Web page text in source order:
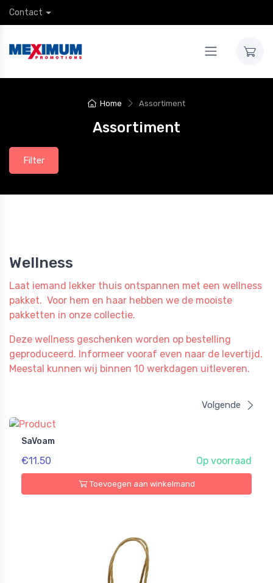
Contact
Home Assortiment
Assortiment
Filter
Wellness
Laat iemand lekker thuis ontspannen met een wellness
pakket. Voor hem en haar hebben we de mooiste
pakketten in onze collectie.
Deze wellness geschenken worden op bestelling
geproduceerd. Informeer vooraf even naar de levertijd.
Meestal kunnen wij binnen 10 werkdagen uitleveren.
Volgende
SaVoam
€11.50 Op voorraad
Toevoegen aan winkelmand